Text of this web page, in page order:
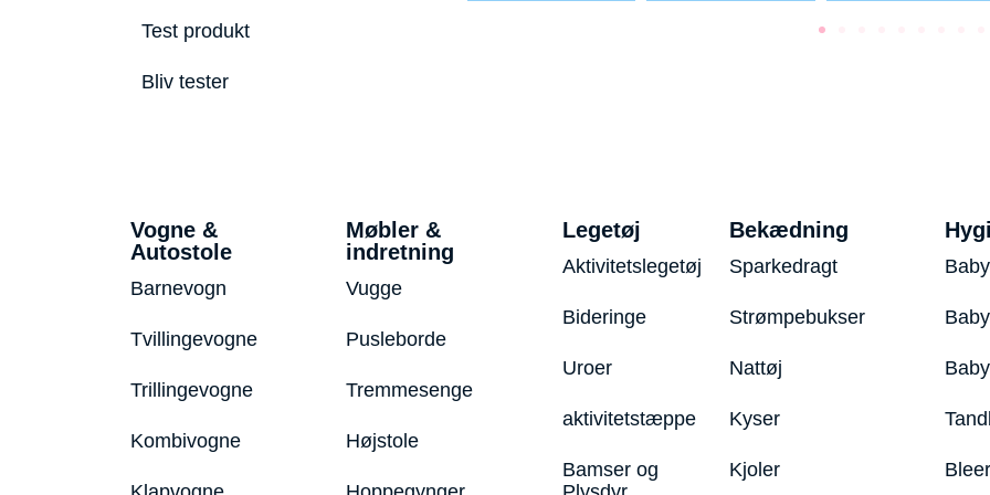
Test produkt
Bliv tester
Vogne &
Autostole
Barnevogn
Tvillingevogne
Trillingevogne
Kombivogne
Møbler &
indretning
Vugge
Pusleborde
Tremmesenge
Højstole
Legetøj
Aktivitetslegetøj
Bideringe
Uroer
aktivitetstæppe
Bamser og
Bekædning
Sparkedragt
Strømpebukser
Nattøj
Kyser
Kjoler